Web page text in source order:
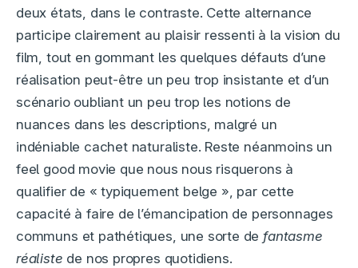
deux états, dans le contraste. Cette alternance
participe clairement au plaisir ressenti à la vision du
film, tout en gommant les quelques défauts d’une
réalisation peut-être un peu trop insistante et d’un
scénario oubliant un peu trop les notions de
nuances dans les descriptions, malgré un
indéniable cachet naturaliste. Reste néanmoins un
feel good movie que nous nous risquerons à
qualifier de « typiquement belge », par cette
capacité à faire de l’émancipation de personnages
communs et pathétiques, une sorte defantasme
réaliste de nos propres quotidiens.